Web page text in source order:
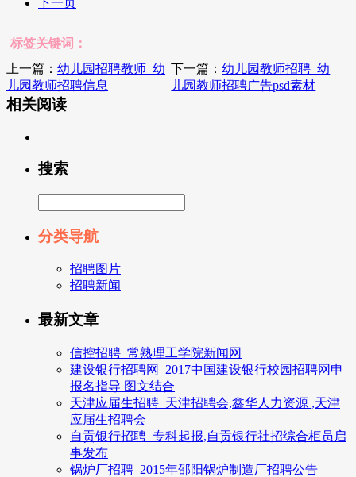
标签关键词：
上一篇： 幼儿园招聘教师_幼
儿园教师招聘信息
下一篇：幼儿园教师招聘_幼
儿园教师招聘广告psd素材
相关阅读
搜索
分类导航
招聘图片
招聘新闻
最新文章
信控招聘_常熟理工学院新闻网
建设银行招聘网_2017中国建设银行校园招聘网申
报名指导 图文结合
天津应届生招聘_天津招聘会,鑫华人力资源 ,天津
应届生招聘会
自贡银行招聘_专科起报,自贡银行社招综合柜员启
事发布
锅炉厂招聘_2015年邵阳锅炉制造厂招聘公告